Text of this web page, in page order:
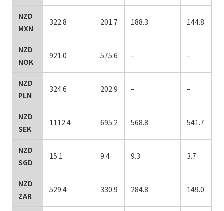
NZD
MXN
322.8 201.7 188.3 144.8
NZD
NOK
921.0 575.6 – –
NZD
PLN
324.6 202.9 – –
NZD
SEK
1112.4 695.2 568.8 541.7
NZD
SGD
15.1 9.4 9.3 3.7
NZD
ZAR
529.4 330.9 284.8 149.0